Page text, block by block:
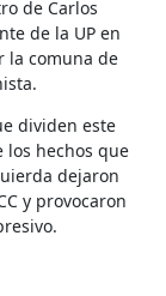
de Carlos
de la UP en
la comuna de
dividen este
los hechos que
dejaron
y provocaron